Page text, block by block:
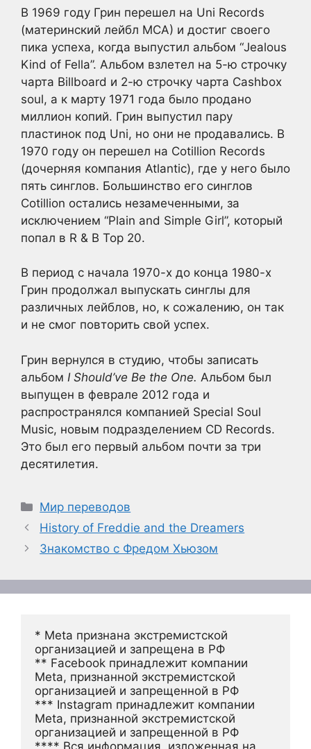
В 1969 году Грин перешел на Uni Records
(материнский лейбл MCA) и достиг своего
пика успеха, когда выпустил альбом “Jealous
Kind of Fella”. Альбом взлетел на 5-ю строчку
чарта Billboard и 2-ю строчку чарта Cashbox
soul, а к марту 1971 года было продано
миллион копий. Грин выпустил пару
пластинок под Uni, но они не продавались. В
1970 году он перешел на Cotillion Records
(дочерняя компания Atlantic), где у него было
пять синглов. Большинство его синглов
Cotillion остались незамеченными, за
исключением “Plain and Simple Girl”, который
попал в R & B Top 20.
В период с начала 1970-х до конца 1980-х
Грин продолжал выпускать синглы для
различных лейблов, но, к сожалению, он так
и не смог повторить свой успех.
Грин вернулся в студию, чтобы записать
альбом I Should’ve Be the One. Альбом был
выпущен в феврале 2012 года и
распространялся компанией Special Soul
Music, новым подразделением CD Records.
Это был его первый альбом почти за три
десятилетия.
Рубрики
Мир переводов
History of Freddie and the Dreamers
Знакомство с Фредом Хьюзом
* Meta признана экстремистской
организацией и запрещена в РФ
** Facebook принадлежит компании
Meta, признанной экстремистской
организацией и запрещенной в РФ
*** Instagram принадлежит компании
Meta, признанной экстремистской
организацией и запрещенной в РФ
**** Вся информация, изложенная на